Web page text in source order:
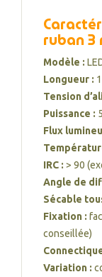
ruban 3
Modèle :
Longueur :
Tension
Puissance :
Flux
IRC : > 90
Angle de
Sécable
Fixation :
conseillée)
Variation :